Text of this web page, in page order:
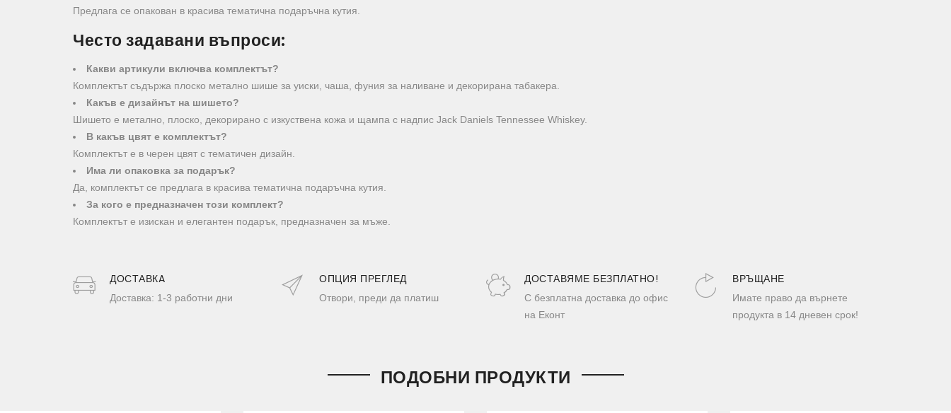
Предлага се опакован в красива тематична подаръчна кутия.
Често задавани въпроси:
Какви артикули включва комплектът?
Комплектът съдържа плоско метално шише за уиски, чаша, фуния за наливане и декорирана табакера.
Какъв е дизайнът на шишето?
Шишето е метално, плоско, декорирано с изкуствена кожа и щампа с надпис Jack Daniels Tennessee Whiskey.
В какъв цвят е комплектът?
Комплектът е в черен цвят с тематичен дизайн.
Има ли опаковка за подарък?
Да, комплектът се предлага в красива тематична подаръчна кутия.
За кого е предназначен този комплект?
Комплектът е изискан и елегантен подарък, предназначен за мъже.
ДОСТАВКA
Доставка: 1-3 работни дни
ОПЦИЯ ПРЕГЛЕД
Отвори, преди да платиш
ДОСТАВЯМЕ БЕЗПЛАТНО!
С безплатна доставка до офис
на Еконт
ВРЪЩАНЕ
Имате право да върнете
продукта в 14 дневен срок!
ПОДОБНИ ПРОДУКТИ